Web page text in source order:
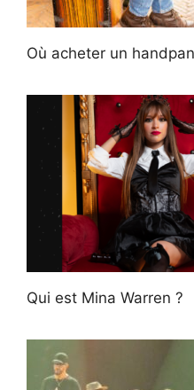
Où acheter un
Qui est Mina Warren ?